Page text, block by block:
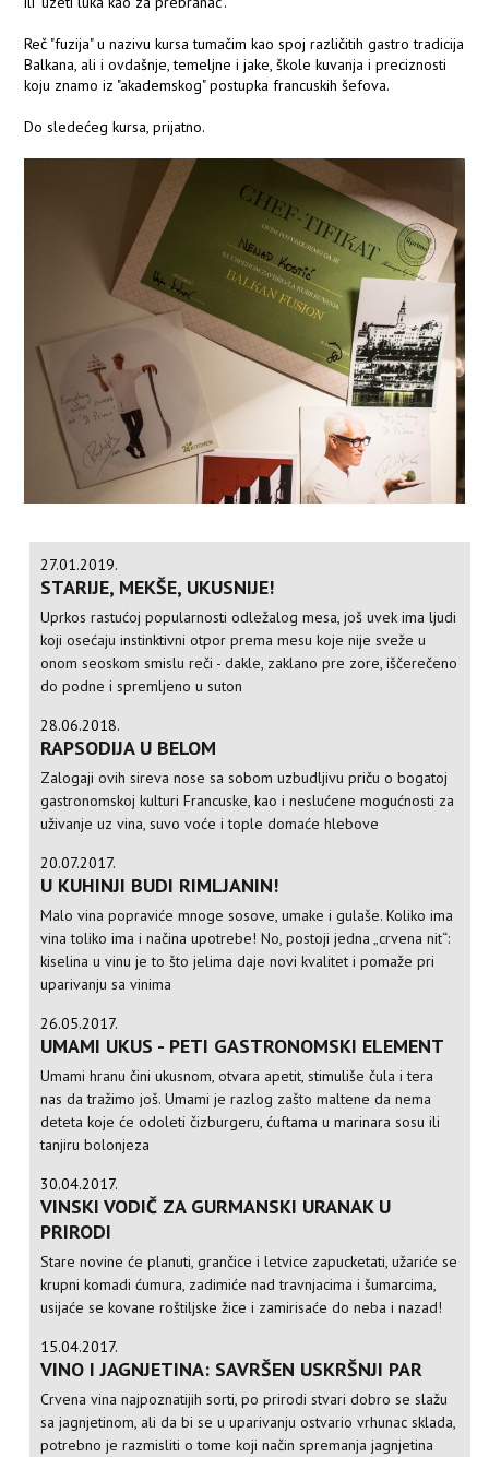
Reč "fuzija" u nazivu kursa tumačim kao spoj različitih gastro tradicija
Balkana, ali i ovdašnje, temeljne i jake, škole kuvanja i preciznosti
koju znamo iz "akademskog" postupka francuskih šefova.
Do sledećeg kursa, prijatno.
27.01.2019.
STARIJE, MEKŠE, UKUSNIJE!
Uprkos rastućoj popularnosti odležalog mesa, još uvek ima ljudi
koji osećaju instinktivni otpor prema mesu koje nije sveže u
onom seoskom smislu reči - dakle, zaklano pre zore, iščerečeno
do podne i spremljeno u suton
28.06.2018.
RAPSODIJA U BELOM
Zalogaji ovih sireva nose sa sobom uzbudljivu priču o bogatoj
gastronomskoj kulturi Francuske, kao i neslućene mogućnosti za
uživanje uz vina, suvo voće i tople domaće hlebove
20.07.2017.
U KUHINJI BUDI RIMLJANIN!
Malo vina popraviće mnoge sosove, umake i gulaše. Koliko ima
vina toliko ima i načina upotrebe! No, postoji jedna „crvena nit“:
kiselina u vinu je to što jelima daje novi kvalitet i pomaže pri
uparivanju sa vinima
26.05.2017.
UMAMI UKUS - PETI GASTRONOMSKI ELEMENT
Umami hranu čini ukusnom, otvara apetit, stimuliše čula i tera
nas da tražimo još. Umami je razlog zašto maltene da nema
deteta koje će odoleti čizburgeru, ćuftama u marinara sosu ili
tanjiru bolonjeza
30.04.2017.
VINSKI VODIČ ZA GURMANSKI URANAK U
PRIRODI
Stare novine će planuti, grančice i letvice zapucketati, užariće se
krupni komadi ćumura, zadimiće nad travnjacima i šumarcima,
usijaće se kovane roštiljske žice i zamirisaće do neba i nazad!
15.04.2017.
VINO I JAGNJETINA: SAVRŠEN USKRŠNJI PAR
Crvena vina najpoznatijih sorti, po prirodi stvari dobro se slažu
sa jagnjetinom, ali da bi se u uparivanju ostvario vrhunac sklada,
potrebno je razmisliti o tome koji način spremanja jagnjetina